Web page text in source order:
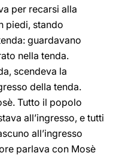
per recarsi alla
piedi, stando
guardavano
nella tenda.
scendeva la
della tenda.
Tutto il popolo
all’ingresso, e tutti
all’ingresso
parlava con Mosè